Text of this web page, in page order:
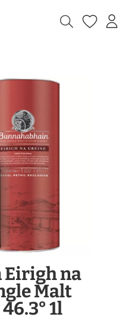
Eirigh na
Malt
1l